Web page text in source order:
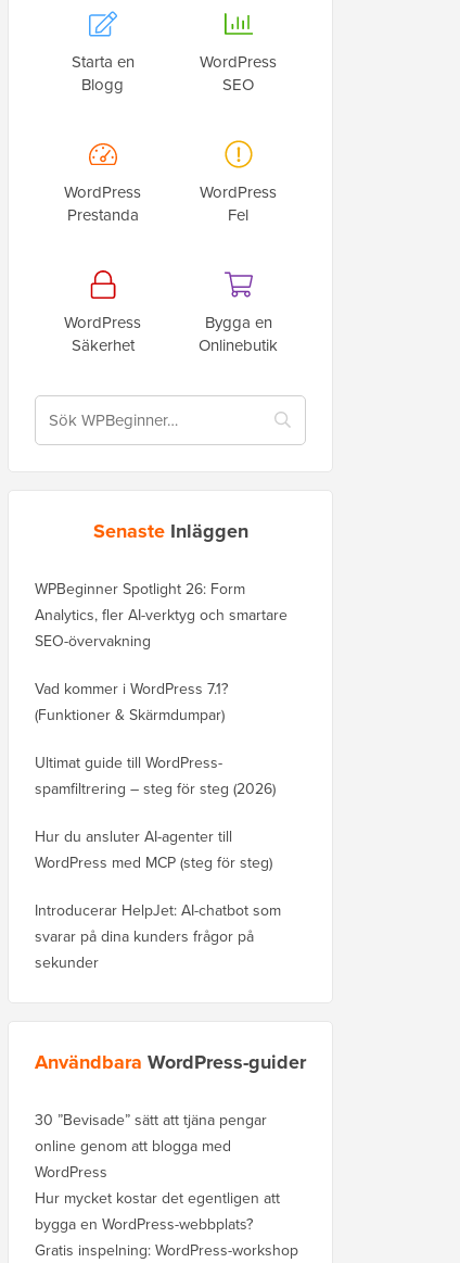
Starta en
Blogg
WordPress
SEO
WordPress
Prestanda
WordPress
Fel
WordPress
Säkerhet
Bygga en
Onlinebutik
Senaste Inläggen
WPBeginner Spotlight 26: Form
Analytics, fler AI-verktyg och smartare
SEO-övervakning
Vad kommer i WordPress 7.1?
(Funktioner & Skärmdumpar)
Ultimat guide till WordPress-
spamfiltrering – steg för steg (2026)
Hur du ansluter AI-agenter till
WordPress med MCP (steg för steg)
Introducerar HelpJet: AI-chatbot som
svarar på dina kunders frågor på
sekunder
Användbara WordPress-guider
30 ”Bevisade” sätt att tjäna pengar
online genom att blogga med
WordPress
Hur mycket kostar det egentligen att
bygga en WordPress-webbplats?
Gratis inspelning: WordPress-workshop